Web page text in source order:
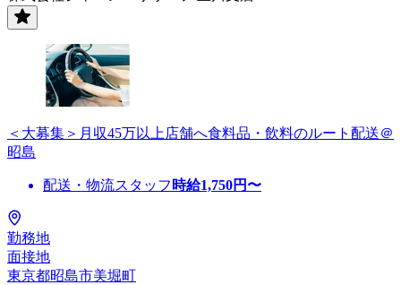
＜大募集＞月収45万以上店舗へ食料品・飲料のルート配送＠
昭島
配送・物流スタッフ 時給1,750円〜
勤務地
面接地
東京都昭島市美堀町